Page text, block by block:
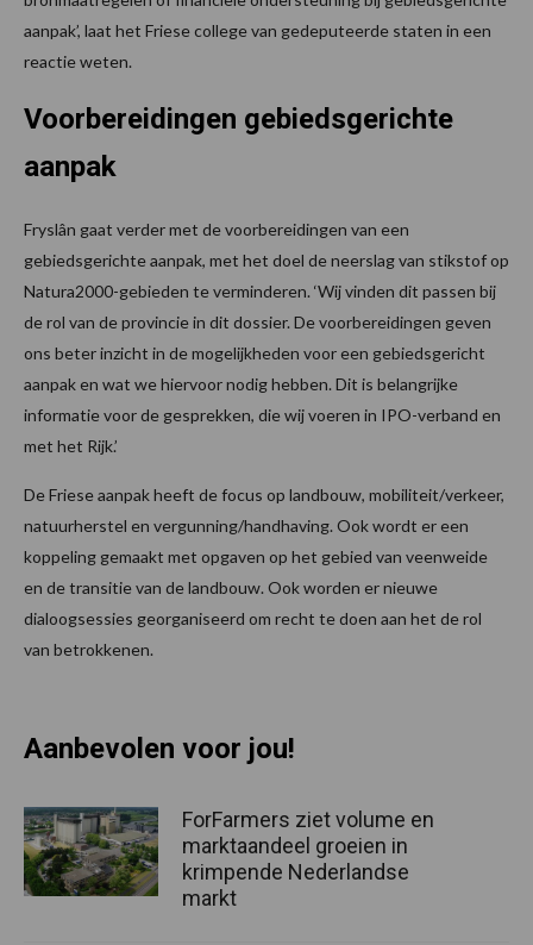
aanpak’, laat het Friese college van gedeputeerde staten in een
reactie weten.
Voorbereidingen gebiedsgerichte
aanpak
Fryslân gaat verder met de voorbereidingen van een
gebiedsgerichte aanpak, met het doel de neerslag van stikstof op
Natura2000-gebieden te verminderen. ‘Wij vinden dit passen bij
de rol van de provincie in dit dossier. De voorbereidingen geven
ons beter inzicht in de mogelijkheden voor een gebiedsgericht
aanpak en wat we hiervoor nodig hebben. Dit is belangrijke
informatie voor de gesprekken, die wij voeren in IPO-verband en
met het Rijk.’
De Friese aanpak heeft de focus op landbouw, mobiliteit/verkeer,
natuurherstel en vergunning/handhaving. Ook wordt er een
koppeling gemaakt met opgaven op het gebied van veenweide
en de transitie van de landbouw. Ook worden er nieuwe
dialoogsessies georganiseerd om recht te doen aan het de rol
van betrokkenen.
Aanbevolen voor jou!
ForFarmers ziet volume en
marktaandeel groeien in
krimpende Nederlandse
markt